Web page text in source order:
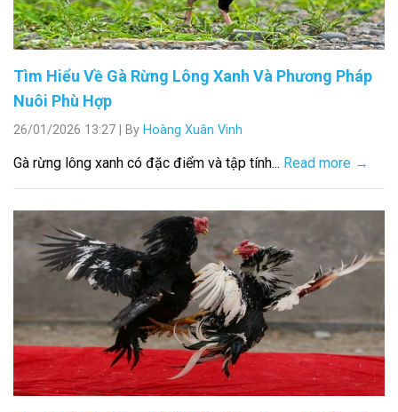
Tìm Hiểu Về Gà Rừng Lông Xanh Và Phương Pháp
Nuôi Phù Hợp
26/01/2026 13:27 By Hoàng Xuân Vinh
Gà rừng lông xanh có đặc điểm và tập tính... Read more →